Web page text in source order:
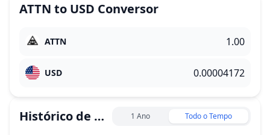
ATTN to USD Conversor
ATTN
USD
Histórico de Preço 1 Ano Todo o Tempo